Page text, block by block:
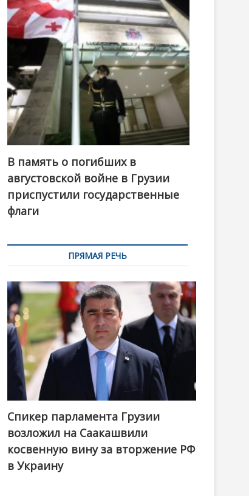
o
n
В память о погибших в
августовской войне в Грузии
приспустили государственные
флаги
ПРЯМАЯ РЕЧЬ
Спикер парламента Грузии
возложил на Саакашвили
косвенную вину за вторжение РФ
в Украину